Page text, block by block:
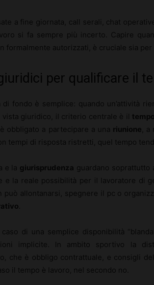
a fine giornata, call serali, chat
si fa sempre più incerto. Capire
formalmente autorizzati, è cruciale sia
per qualificare il
di fondo è semplice: quando un’attività
vista giuridico, il criterio centrale è il
obbligato a partecipare a una riunione ,
tempi di risposta ristretti, quel tempo
e la giurisprudenza guardano soprattutto
e la reale possibilità per il lavoratore di
può allontanarsi, spegnere il pc o
di una semplice disponibilità
implicite. In ambito sportivo la
che è obbligo contrattuale, e consigli
il tempo è lavoro, nel secondo no.